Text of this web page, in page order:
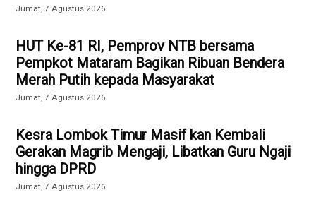
Jumat, 7 Agustus 2026
HUT Ke-81 RI, Pemprov NTB bersama
Pempkot Mataram Bagikan Ribuan Bendera
Merah Putih kepada Masyarakat
Jumat, 7 Agustus 2026
Kesra Lombok Timur Masif kan Kembali
Gerakan Magrib Mengaji, Libatkan Guru Ngaji
hingga DPRD
Jumat, 7 Agustus 2026